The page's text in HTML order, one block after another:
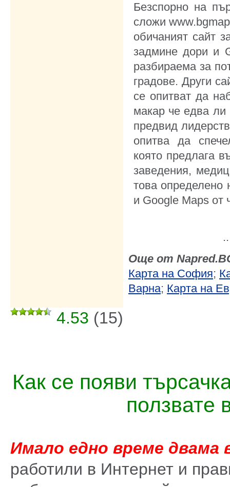
Безспорно на
сложи
обичаният сайт
задмине дори и
разбираема за
градове. Други
се опитват да
макар че едва
предвид
опитва да
която предлага
заведения,
това определено
и Google Maps от
Още от
Карта на София;
Варна; Карта на
4.53 (15)
Как се появи
ползвате
Имало едно време двама
работили в Интернет и